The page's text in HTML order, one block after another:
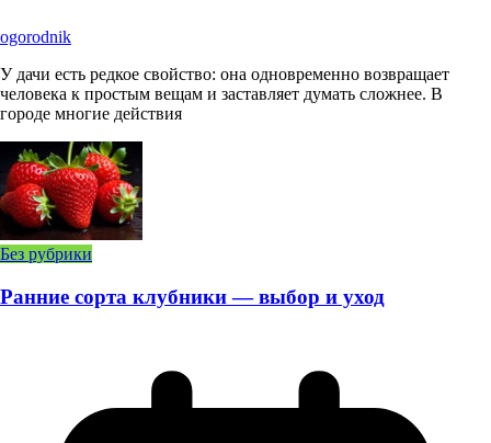
ogorodnik
У дачи есть редкое свойство: она одновременно возвращает
человека к простым вещам и заставляет думать сложнее. В
городе многие действия
Без рубрики
Ранние сорта клубники — выбор и уход